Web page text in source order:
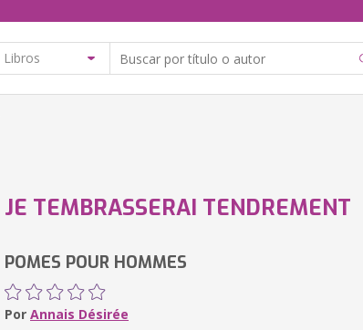
JE TEMBRASSERAI TENDREMENT
POMES POUR HOMMES
Por Annais Désirée